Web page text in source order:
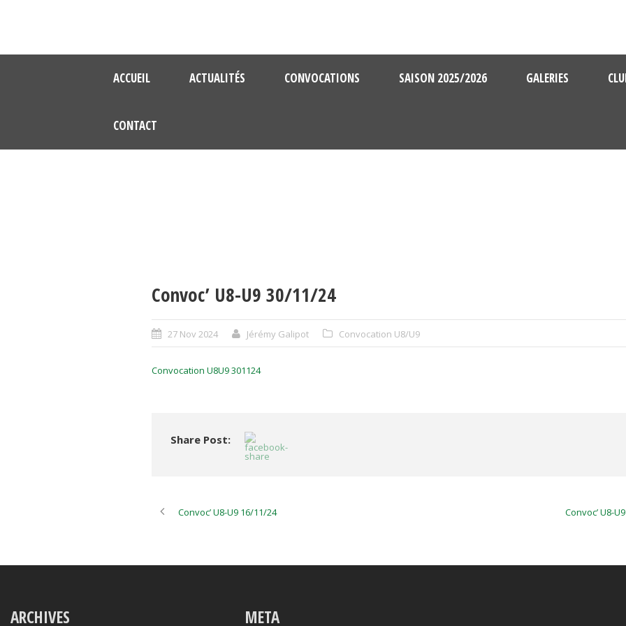
ACCUEIL ACTUALITÉS CONVOCATIONS SAISON 2025/2026 GALERIES
CONTACT
Convoc’ U8-U9 30/11/24
27 Nov 2024 Jérémy Galipot Convocation U8/U9
Convocation U8U9 301124
Share Post:
Convoc’ U8-U9 16/11/24 Convoc’ U8-
ARCHIVES META